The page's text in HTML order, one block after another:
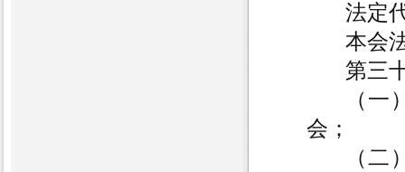
法定
本会
第三
（
会；
（